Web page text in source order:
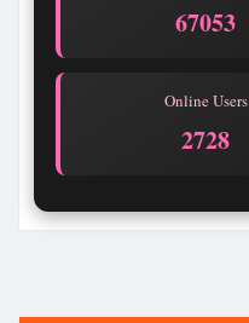
67053
Online Users
2728